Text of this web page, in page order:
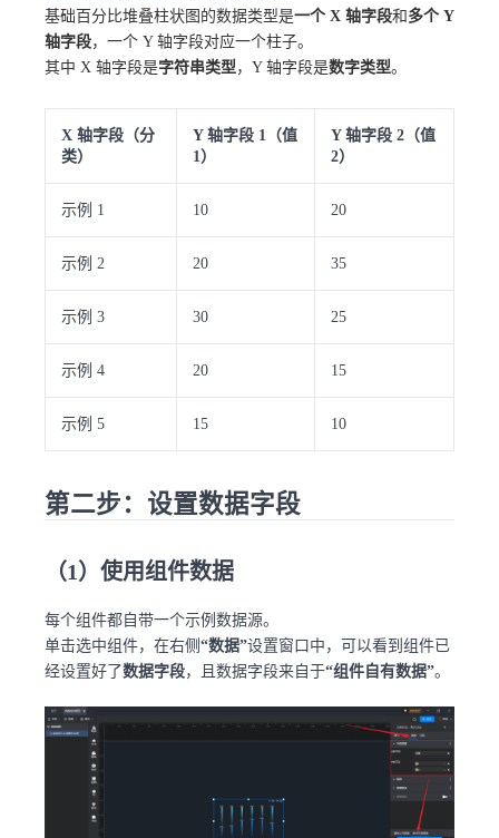
基础百分比堆叠柱状图的数据类型是一个 X 轴字段和多个 Y
轴字段，一个 Y 轴字段对应一个柱子。
其中 X 轴字段是字符串类型 ，Y 轴字段是数字类型。
X 轴字段（分
类）
Y 轴字段 1（值
1）
Y 轴字段 2（值
2）
示例 1 10 20
示例 2 20 35
示例 3 30 25
示例 4 20 15
示例 5 15 10
第二步：设置数据字段
（1）使用组件数据
每个组件都自带一个示例数据源。
单击选中组件，在右侧 “数据”设置窗口中，可以看到组件已
经设置好了数据字段，且数据字段来自于“组件自有数据”。